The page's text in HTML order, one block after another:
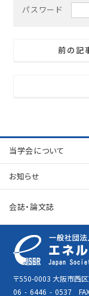
前の記
当学会について
お知らせ
会誌・論文誌
〒550-0003 大阪市西
06 - 6446 - 0537